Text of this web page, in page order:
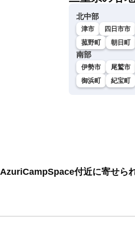
北中部
津市 四日市市
菰野町
朝日町
南部
伊勢市 尾鷲市
御浜町
紀宝町
AzuriCampSpace付近に寄せら